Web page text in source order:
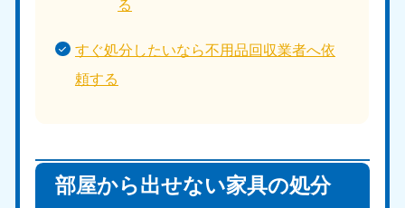
る
すぐ処分したいなら不用品回収業者へ依
頼する
部屋から出せない家具の処分